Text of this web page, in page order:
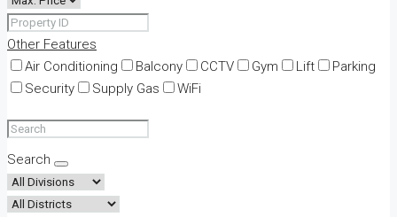
Other Features
Air Conditioning
Balcony CCTV Gym Lift
Parking
Security
Supply Gas WiFi
Search